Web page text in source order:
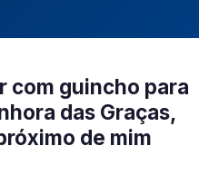
com guincho para
das Graças,
de mim